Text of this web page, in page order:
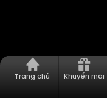
Trang chủ
Khuyến mãi